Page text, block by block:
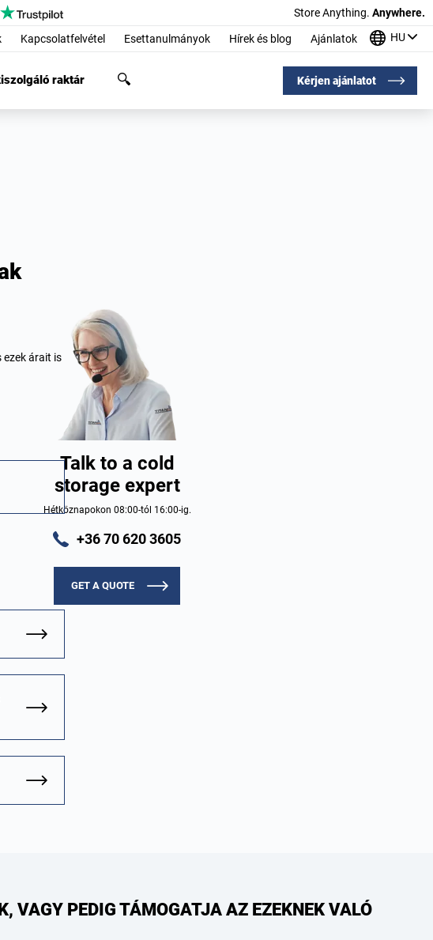
Store Anything. Anywhere.
Kapcsolatfelvétel Esettanulmányok Hírek és blog Ajánlatok HU
raktár Kérjen ajánlatot
ezek árait is
Talk to a cold
storage expert
Hétköznapokon 08:00-tól 16:00-ig.
+36 70 620 3605
GET A QUOTE
VAGY PEDIG TÁMOGATJA AZ EZEKNEK VALÓ